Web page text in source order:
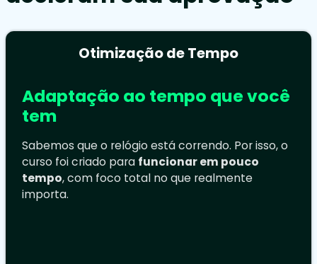
Otimização de Tempo
Adaptação ao tempo que você
tem
Sabemos que o relógio está correndo. Por isso, o
curso foi criado para funcionar em pouco
tempo, com foco total no que realmente
importa.